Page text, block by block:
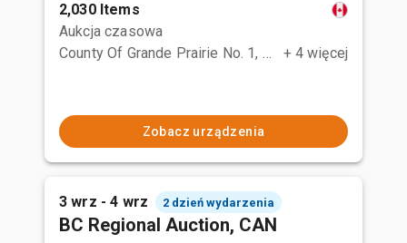
2,030 Items
Aukcja czasowa
County Of Grande Prairie No. 1, AB
+ 4 więcej
Zobacz urządzenia
3 wrz - 4 wrz 2 dzień wydarzenia
BC Regional Auction, CAN